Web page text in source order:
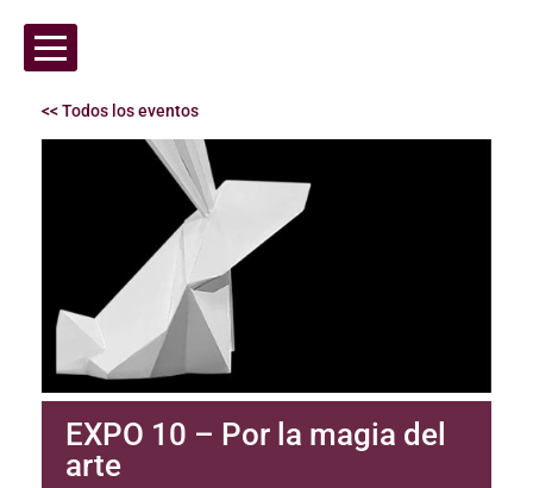
<< Todos los eventos
EXPO 10 – Por la magia del
arte